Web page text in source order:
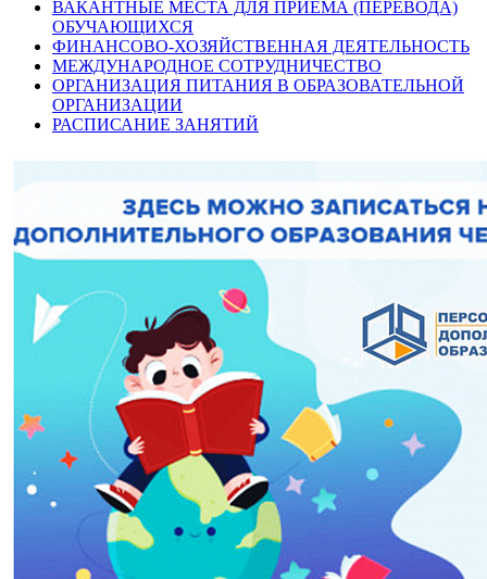
ВАКАНТНЫЕ МЕСТА ДЛЯ ПРИЁМА (ПЕРЕВОДА)
ОБУЧАЮЩИХСЯ
ФИНАНСОВО-ХОЗЯЙСТВЕННАЯ ДЕЯТЕЛЬНОСТЬ
МЕЖДУНАРОДНОЕ СОТРУДНИЧЕСТВО
ОРГАНИЗАЦИЯ ПИТАНИЯ В ОБРАЗОВАТЕЛЬНОЙ
ОРГАНИЗАЦИИ
РАСПИСАНИЕ ЗАНЯТИЙ